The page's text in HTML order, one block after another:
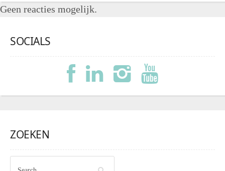
Geen reacties mogelijk.
SOCIALS
ZOEKEN